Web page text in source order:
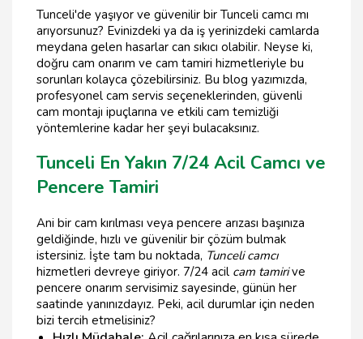
Tunceli'de yaşıyor ve güvenilir bir Tunceli camcı mı
arıyorsunuz? Evinizdeki ya da iş yerinizdeki camlarda
meydana gelen hasarlar can sıkıcı olabilir. Neyse ki,
doğru cam onarım ve cam tamiri hizmetleriyle bu
sorunları kolayca çözebilirsiniz. Bu blog yazımızda,
profesyonel cam servis seçeneklerinden, güvenli
cam montajı ipuçlarına ve etkili cam temizliği
yöntemlerine kadar her şeyi bulacaksınız.
Tunceli En Yakın 7/24 Acil Camcı ve
Pencere Tamiri
Ani bir cam kırılması veya pencere arızası başınıza
geldiğinde, hızlı ve güvenilir bir çözüm bulmak
istersiniz. İşte tam bu noktada, Tunceli camcı
hizmetleri devreye giriyor. 7/24 acil cam tamirive
pencere onarım servisimiz sayesinde, günün her
saatinde yanınızdayız. Peki, acil durumlar için neden
bizi tercih etmelisiniz?